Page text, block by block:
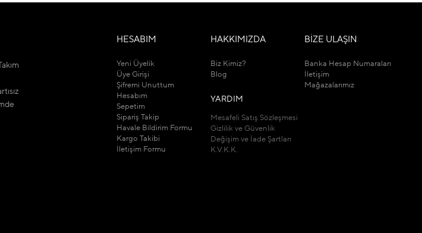
HESABIM
Yeni Üyelik
Üye Girişi
Şifremi Unuttum
Hesabım
Sepetim
Sipariş Takip
Havale Bildirim Formu
Kargo Takibi
İletişim Formu
HAKKIMIZDA
Biz Kimiz?
Blog
YARDIM
Mesafeli Satış Sözleşmesi
Gizlilik ve Güvenlik
Değişim ve İade Şartları
K.V.K.K.
BİZE ULAŞIN
Banka Hesap Numaraları
İletişim
Mağazalarımız